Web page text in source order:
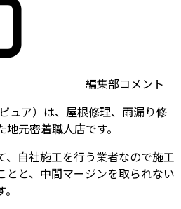
編集部コメント
ュア）は、屋根修理、雨漏り修
元密着職人店です。
、自社施工を行う業者なので施工
とと、中間マージンを取られない